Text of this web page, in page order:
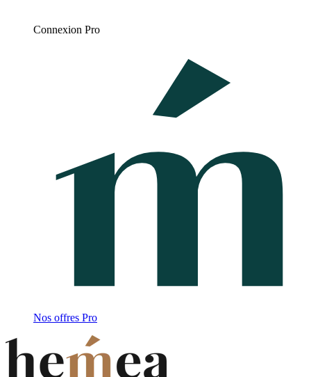
Connexion Pro
Nos offres Pro